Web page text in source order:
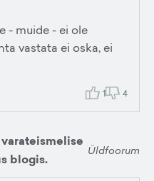
- muide - ei ole
vastata ei oska, ei
1 4
blogis.
Üldfoorum